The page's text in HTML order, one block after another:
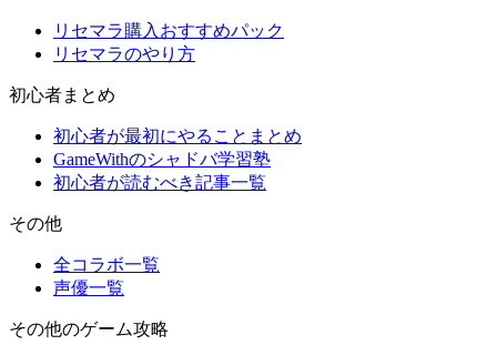
リセマラ購入おすすめパック
リセマラのやり方
初心者まとめ
初心者が最初にやることまとめ
GameWithのシャドバ学習塾
初心者が読むべき記事一覧
その他
全コラボ一覧
声優一覧
その他のゲーム攻略